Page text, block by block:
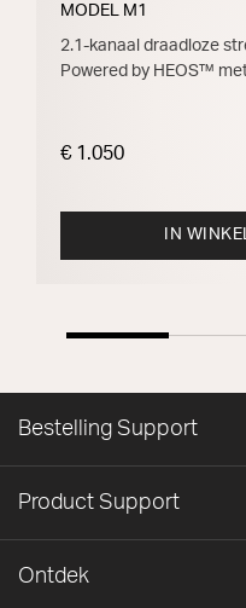
MODEL M1
2.1-kanaal draadloze
Powered by HEOS™
€ 1.050
IN
Bestelling Support
Product Support
Ontdek